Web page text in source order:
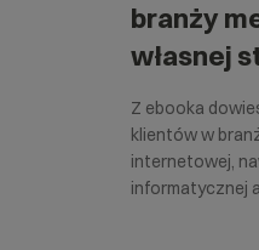
branży
własnej
Z ebooka
klientów w
internetowej,
informatycznej